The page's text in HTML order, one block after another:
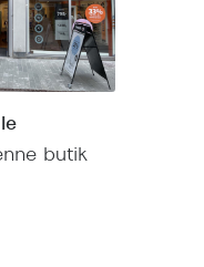
butik